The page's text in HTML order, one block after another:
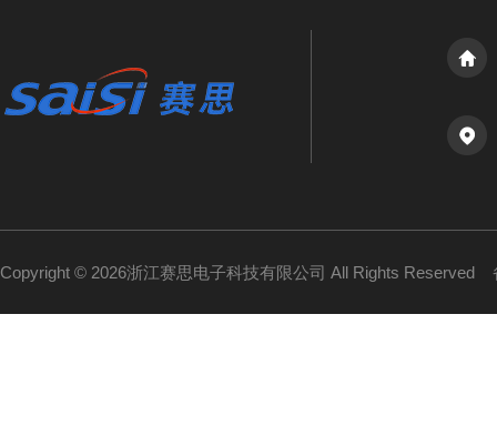
Copyright © 2026浙江赛思电子科技有限公司 All Rights Reserved